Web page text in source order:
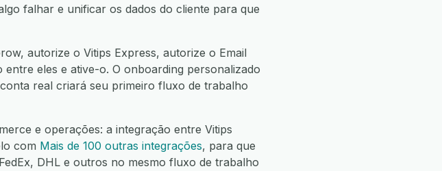
falhar e unificar os dados do cliente para que
autorize o Vitips Express, autorize o Email
eles e ative-o. O onboarding personalizado
real criará seu primeiro fluxo de trabalho
e operações: a integração entre Vitips
com Mais de 100 outras integrações, para que
DHL e outros no mesmo fluxo de trabalho